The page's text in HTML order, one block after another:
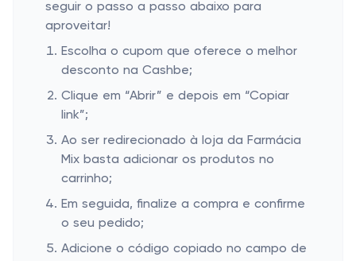
seguir o passo a passo abaixo para
aproveitar!
Escolha o cupom que oferece o melhor
desconto na Cashbe;
Clique em “Abrir” e depois em “Copiar
link”;
Ao ser redirecionado à loja da Farmácia
Mix basta adicionar os produtos no
carrinho;
Em seguida, finalize a compra e confirme
o seu pedido;
Adicione o código copiado no campo de